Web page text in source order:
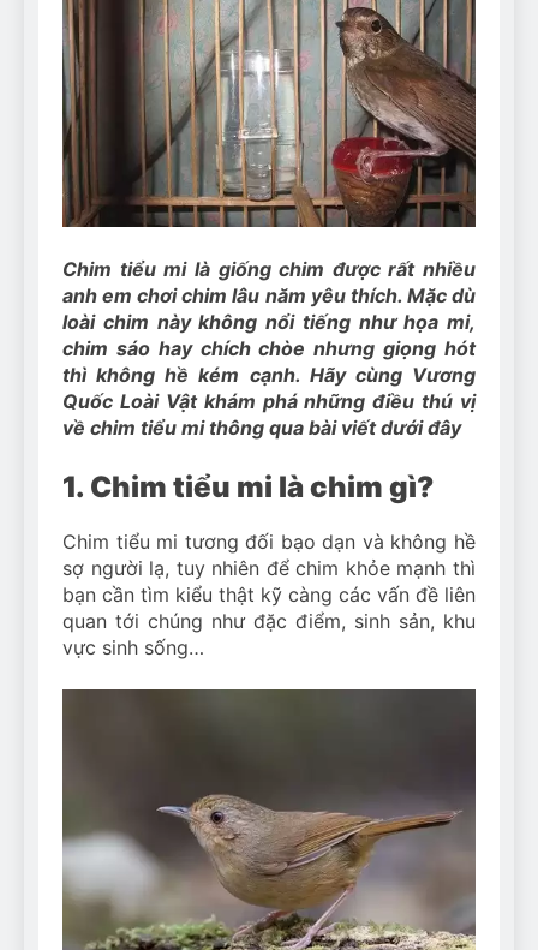
Can Bulldogs Play Fetch?
And How to Train Them!
7 Năm Ago
How Often Do I Need to
Groom My Bulldog
7 Năm Ago
Chim tiểu mi là giống chim được rất nhiều
anh em chơi chim lâu năm yêu thích. Mặc dù
loài chim này không nổi tiếng như họa mi,
chim sáo hay chích chòe nhưng giọng hót
thì không hề kém cạnh. Hãy cùng Vương
Quốc Loài Vật khám phá những điều thú vị
về chim tiểu mi thông qua bài viết dưới đây
1. Chim tiểu mi là chim gì?
Chim tiểu mi tương đối bạo dạn và không hề
sợ người lạ, tuy nhiên để chim khỏe mạnh thì
bạn cần tìm kiểu thật kỹ càng các vấn đề liên
quan tới chúng như đặc điểm, sinh sản, khu
vực sinh sống…